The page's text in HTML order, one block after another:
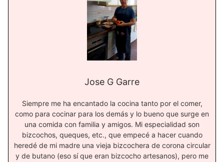
Jose G Garre
Siempre me ha encantado la cocina tanto por el comer,
como para cocinar para los demás y lo bueno que surge en
una comida con familia y amigos. Mi especialidad son
bizcochos, queques, etc., que empecé a hacer cuando
heredé de mi madre una vieja bizcochera de corona circular
y de butano (eso sí que eran bizcocho artesanos), pero me